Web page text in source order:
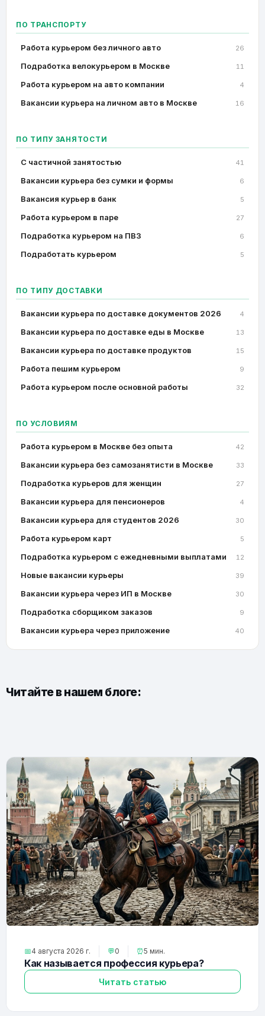
ПО ТРАНСПОРТУ
Работа курьером без личного авто 26
Подработка велокурьером в Москве 11
Работа курьером на авто компании 4
Вакансии курьера на личном авто в Москве 16
ПО ТИПУ ЗАНЯТОСТИ
C частичной занятостью 41
Вакансии курьера без сумки и формы 6
Вакансия курьер в банк 5
Работа курьером в паре 27
Подработка курьером на ПВЗ 6
Подработать курьером 5
ПО ТИПУ ДОСТАВКИ
Вакансии курьера по доставке документов 2026 4
Вакансии курьера по доставке еды в Москве 13
Вакансии курьера по доставке продуктов 15
Работа пешим курьером 9
Работа курьером после основной работы 32
ПО УСЛОВИЯМ
Работа курьером в Москве без опыта 42
Вакансии курьера без самозанятисти в Москве 33
Подработка курьеров для женщин 27
Вакансии курьера для пенсионеров 4
Вакансии курьера для студентов 2026 30
Работа курьером карт 5
Подработка курьером с ежедневными выплатами 12
Новые вакансии курьеры 39
Вакансии курьера через ИП в Москве 30
Подработка сборщиком заказов 9
Вакансии курьера через приложение 40
Читайте в нашем блоге:
📅4 августа 2026 г. 💬0 ⏰5 мин.
Как называется профессия курьера?
Читать статью